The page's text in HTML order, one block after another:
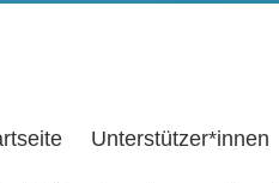
Unterstützer*innen